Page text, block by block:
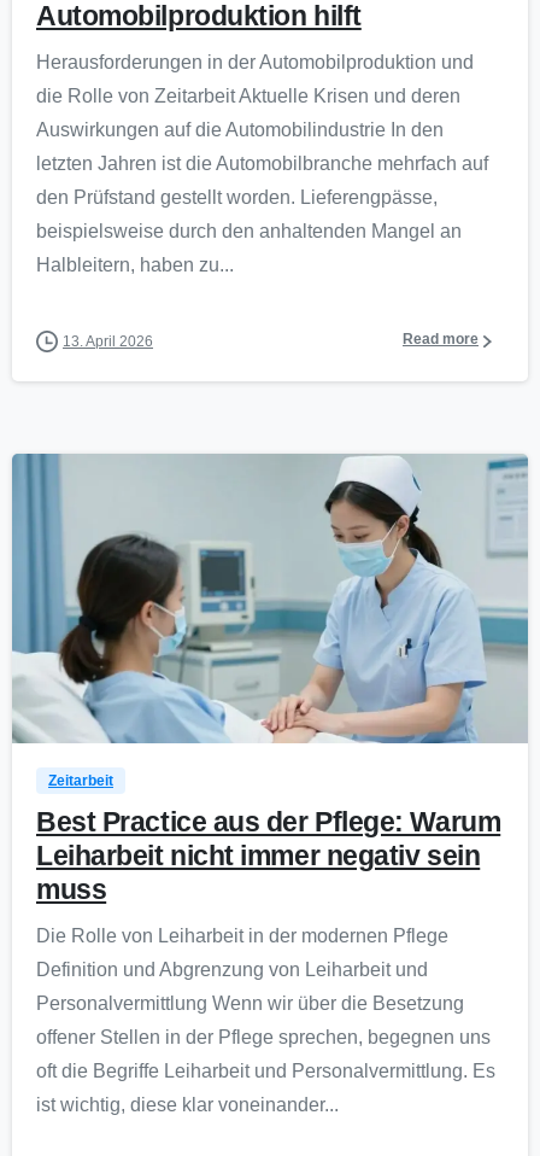
Automobilproduktion hilft
Herausforderungen in der Automobilproduktion und
die Rolle von Zeitarbeit Aktuelle Krisen und deren
Auswirkungen auf die Automobilindustrie In den
letzten Jahren ist die Automobilbranche mehrfach auf
den Prüfstand gestellt worden. Lieferengpässe,
beispielsweise durch den anhaltenden Mangel an
Halbleitern, haben zu...
13. April 2026 Read more
Zeitarbeit
Best Practice aus der Pflege: Warum
Leiharbeit nicht immer negativ sein
muss
Die Rolle von Leiharbeit in der modernen Pflege
Definition und Abgrenzung von Leiharbeit und
Personalvermittlung Wenn wir über die Besetzung
offener Stellen in der Pflege sprechen, begegnen uns
oft die Begriffe Leiharbeit und Personalvermittlung. Es
ist wichtig, diese klar voneinander...